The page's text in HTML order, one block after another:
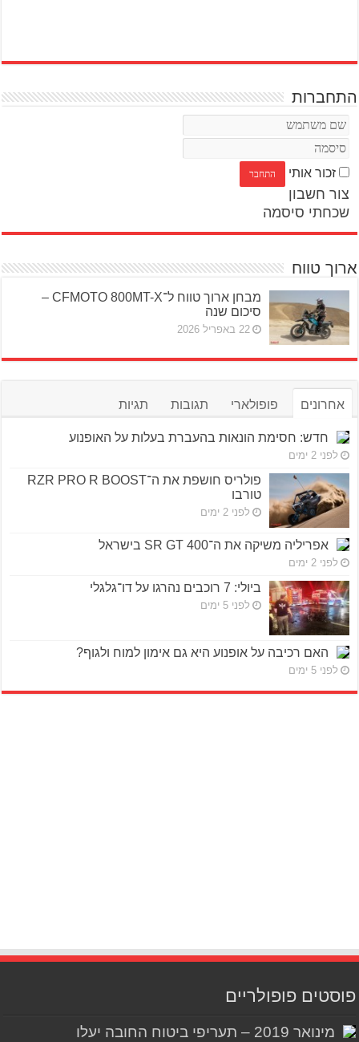
התחברות
זכור אותי
צור חשבון
שכחתי סיסמה
ארוך טווח
מבחן ארוך טווח ל־CFMOTO 800MT-X –
סיכום שנה
22 באפריל 2026
אחרונים פופולארי תגובות תגיות
חדש: חסימת הונאות בהעברת בעלות על האופנוע
לפני 2 ימים
פולריס חושפת את ה־RZR PRO R BOOST
טורבו
לפני 2 ימים
אפריליה משיקה את ה־SR GT 400 בישראל
לפני 2 ימים
ביולי: 7 רוכבים נהרגו על דו־גלגלי
לפני 5 ימים
האם רכיבה על אופנוע היא גם אימון למוח ולגוף?
לפני 5 ימים
פוסטים פופולריים
מינואר 2019 – תעריפי ביטוח החובה יעלו